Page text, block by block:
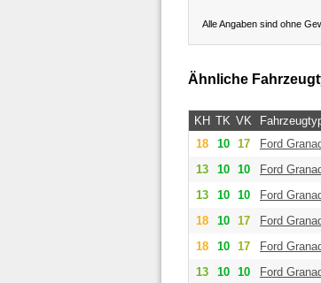
Alle Angaben sind ohne
Ähnliche
KH TK VK
18
10 17 Ford
13
10 10 Ford
13
10 10 Ford
18
10 17 Ford
18
10 17 Ford
13
10 10 Ford